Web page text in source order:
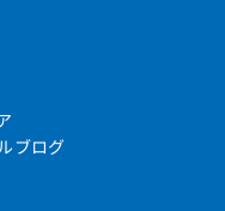
ブログ